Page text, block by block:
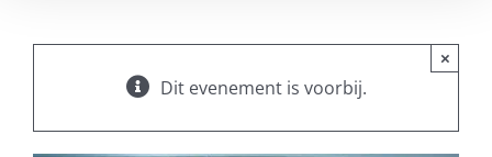
Dit evenement is voorbij.
×